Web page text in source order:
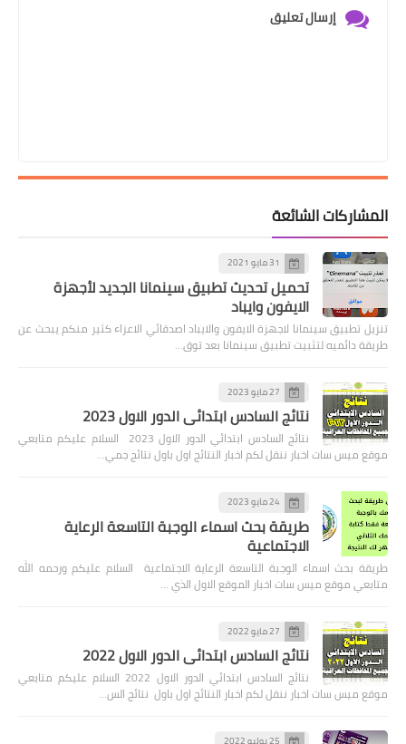
إرسال تعليق
المشاركات الشائعة
31 مايو 2021
تحميل تحديث تطبيق سينمانا الجديد لأجهزة
الايفون وايباد
تنزيل تطبيق سينمانا لاجهزة الايفون والايباد اصدقائي الاعزاء كثير منكم يبحث عن
طريقة دائميه لتثبيت تطبيق سينمانا بعد توق…
27 مايو 2023
نتائج السادس ابتدائي الدور الاول 2023
نتائج السادس ابتدائي الدور الاول 2023 السلام عليكم متابعي
موقع ميس سات اخبار ننقل لكم اخبار النتائج اول باول نتائج جمي…
24 مايو 2023
طريقة بحث اسماء الوجبة التاسعة الرعاية
الاجتماعية
طريقة بحث اسماء الوجبة التاسعة الرعاية الاجتماعية السلام عليكم ورحمه الله
متابعي موقع ميس سات اخبار الموقع الاول الذي …
27 مايو 2022
نتائج السادس ابتدائي الدور الاول 2022
نتائج السادس ابتدائي الدور الاول 2022 السلام عليكم متابعي
موقع ميس سات اخبار ننقل لكم اخبار النتائج اول باول نتائج الس…